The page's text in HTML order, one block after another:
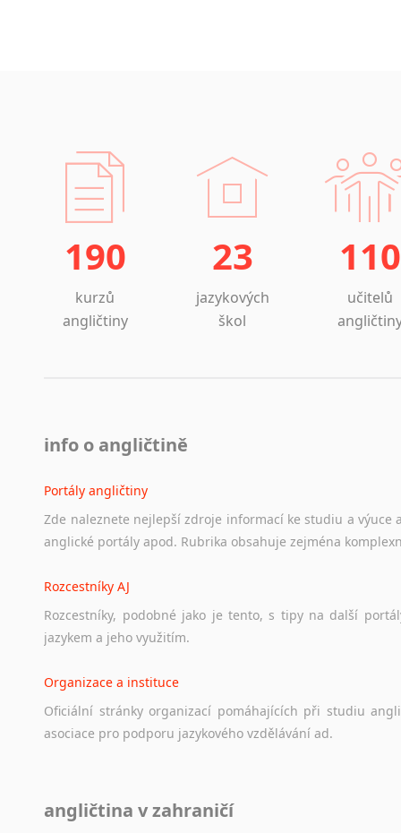
190
kurzů
angličtiny
23
jazykových
škol
110
učitelů
info o angličtině
Portály angličtiny
Zde naleznete nejlepší zdroje informací ke studiu a výuce
anglické portály apod. Rubrika obsahuje zejména
Rozcestníky AJ
Rozcestníky, podobné jako je tento, s tipy na další
jazykem a jeho využitím.
Organizace a instituce
Oficiální stránky organizací pomáhajících při studiu
asociace pro podporu jazykového vzdělávání ad.
Ať už se jedná o česká diskusní
angličtina v zahraničí